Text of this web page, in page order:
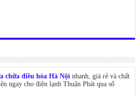
chữa điều hòa Hà Nội nhanh, giá rẻ và chất
ngay cho điện lạnh Thuận Phát qua số